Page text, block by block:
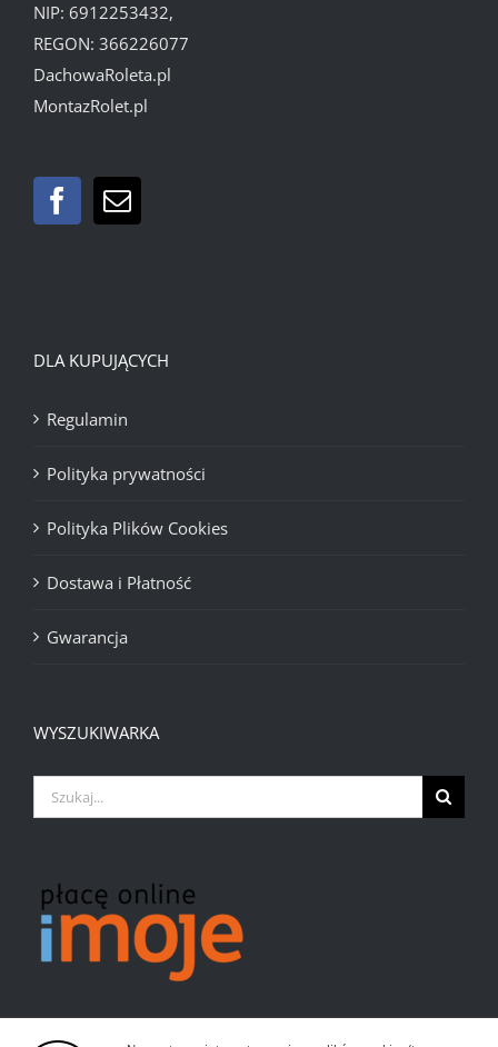
NIP: 6912253432,
REGON: 366226077
DachowaRoleta.pl
MontazRolet.pl
DLA KUPUJĄCYCH
Regulamin
Polityka prywatności
Polityka Plików Cookies
Dostawa i Płatność
Gwarancja
WYSZUKIWARKA
Szukaj